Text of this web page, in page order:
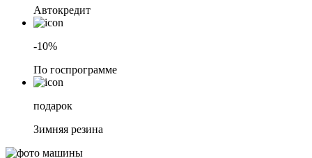
Автокредит
-10%
По госпрограмме
подарок
Зимняя резина